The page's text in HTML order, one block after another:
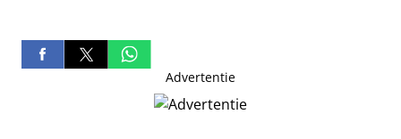
Advertentie